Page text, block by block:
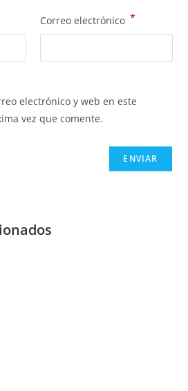
Correo electrónico *
electrónico y web en este
vez que comente.